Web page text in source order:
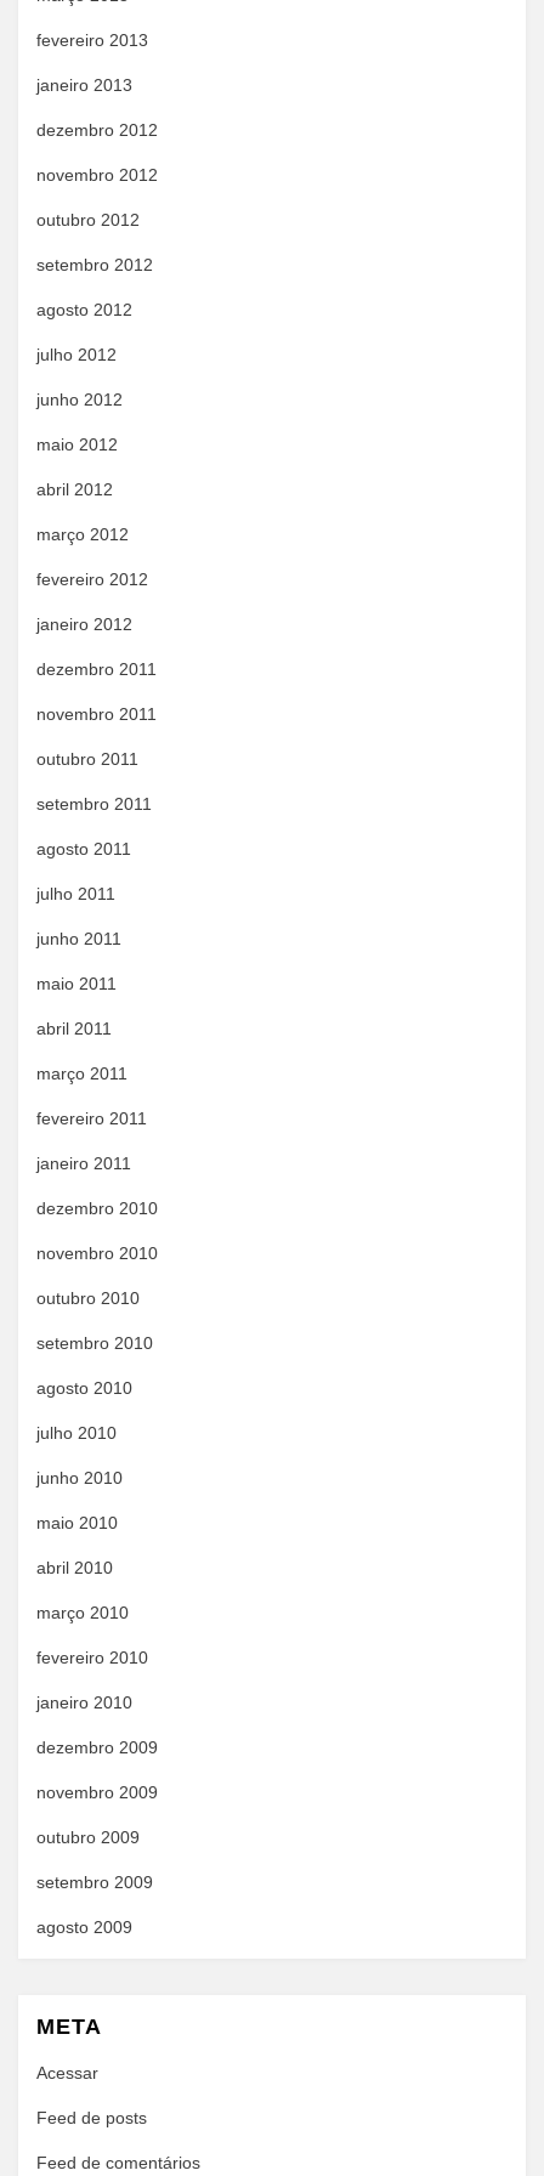
fevereiro 2013
janeiro 2013
dezembro 2012
novembro 2012
outubro 2012
setembro 2012
agosto 2012
julho 2012
junho 2012
maio 2012
abril 2012
março 2012
fevereiro 2012
janeiro 2012
dezembro 2011
novembro 2011
outubro 2011
setembro 2011
agosto 2011
julho 2011
junho 2011
maio 2011
abril 2011
março 2011
fevereiro 2011
janeiro 2011
dezembro 2010
novembro 2010
outubro 2010
setembro 2010
agosto 2010
julho 2010
junho 2010
maio 2010
abril 2010
março 2010
fevereiro 2010
janeiro 2010
dezembro 2009
novembro 2009
outubro 2009
setembro 2009
agosto 2009
META
Acessar
Feed de posts
Feed de comentários